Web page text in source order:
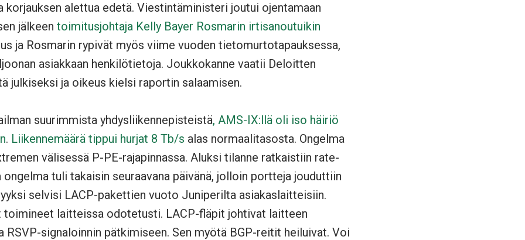
korjauksen alettua edetä. Viestintäministeri joutui ojentamaan
jälkeen toimitusjohtaja Kelly Bayer Rosmarin irtisanoutuikin
ja Rosmarin rypivät myös viime vuoden tietomurtotapauksessa,
asiakkaan henkilötietoja. Joukkokanne vaatii Deloitten
julkiseksi ja oikeus kielsi raportin salaamisen.
suurimmista yhdysliikennepisteistä, AMS-IX:llä oli iso häiriö
. Liikennemäärä tippui hurjat 8 Tb/s alas normaalitasosta. Ongelma
välisessä P-PE-rajapinnassa. Aluksi tilanne ratkaistiin rate-
tuli takaisin seuraavana päivänä, jolloin portteja jouduttiin
selvisi LACP-pakettien vuoto Juniperilta asiakaslaitteisiin.
toimineet laitteissa odotetusti. LACP-fläpit johtivat laitteen
RSVP-signaloinnin pätkimiseen. Sen myötä BGP-reitit heiluivat. Voi